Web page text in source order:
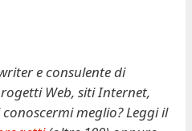
e consulente di
Web, siti Internet,
meglio? Leggi il